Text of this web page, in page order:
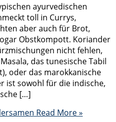
ayurvedischen
toll in Currys,
aber auch für Brot,
Obstkompott. Koriander
nicht fehlen,
das tunesische Tabil
oder das marokkanische
ist sowohl für die indische,
[…]
Read More »